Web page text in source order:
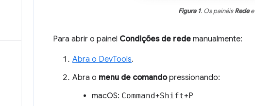
Figura 1. Os painéisRedee
Para abrir o painel Condições de rede manualmente:
Abra o DevTools.
Abra o menu de comandopressionando:
macOS: Command+Shift+P